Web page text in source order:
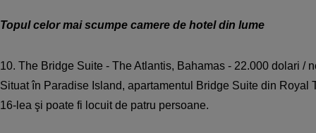
Topul celor mai scumpe camere de hotel din lume
10. The Bridge Suite - The Atlantis, Bahamas - 22.000 dolari /
Situat în Paradise Island, apartamentul Bridge Suite din Royal
16-lea şi poate fi locuit de patru persoane.